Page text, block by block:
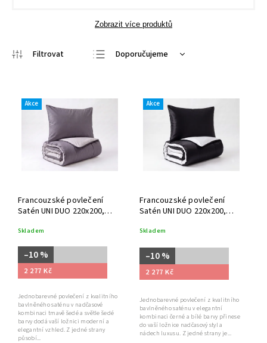
Zobrazit více produktů
Doporučujeme
Nejprodávanější
Akce
Francouzské povlečení
Satén UNI DUO 220x200,
šedá
Skladem
–10 %
2 277 Kč
Jednobarevné povlečení z kvalitního
bavlněného saténu v nadčasové
kombinaci tmavě šedé a světle šedé
barvy dodá vaší ložnici moderní a
elegantní vzhled. Z jedné strany
působí...
Akce
Francouzské povlečení
Satén UNI DUO 220x200,
Skladem
–10 %
2 277 Kč
Jednobarevné povlečení z kvalitního
bavlněného saténu v elegantní
kombinaci černé a bílé barvy přinese
do vaší ložnice nadčasový styl a
nádech luxusu. Z jedné strany je...